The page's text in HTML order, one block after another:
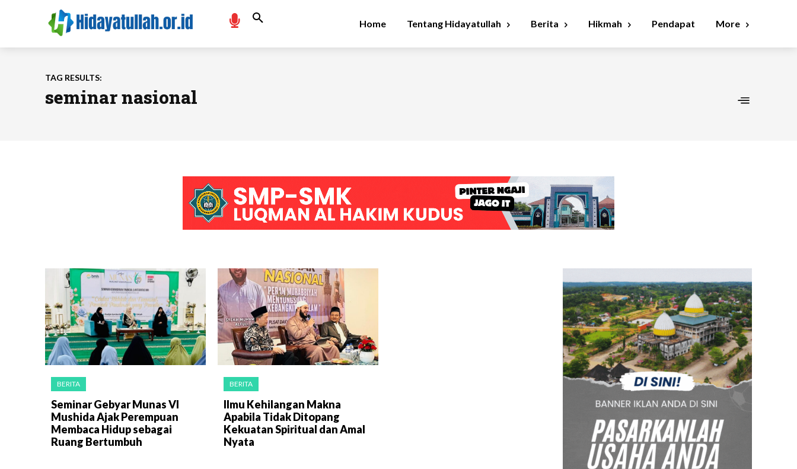
Home Tentang Hidayatullah Berita Hikmah Pendapat More
TAG RESULTS:
seminar nasional
BERITA
Seminar Gebyar Munas VI
Mushida Ajak Perempuan
Membaca Hidup sebagai
Ruang Bertumbuh
BERITA
Ilmu Kehilangan Makna
Apabila Tidak Ditopang
Kekuatan Spiritual dan Amal
Nyata